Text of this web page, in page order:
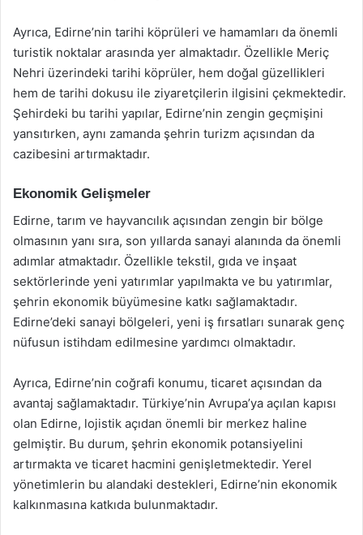
Ayrıca, Edirne’nin tarihi köprüleri ve hamamları da önemli
turistik noktalar arasında yer almaktadır. Özellikle Meriç
Nehri üzerindeki tarihi köprüler, hem doğal güzellikleri
hem de tarihi dokusu ile ziyaretçilerin ilgisini çekmektedir.
Şehirdeki bu tarihi yapılar, Edirne’nin zengin geçmişini
yansıtırken, aynı zamanda şehrin turizm açısından da
cazibesini artırmaktadır.
Ekonomik Gelişmeler
Edirne, tarım ve hayvancılık açısından zengin bir bölge
olmasının yanı sıra, son yıllarda sanayi alanında da önemli
adımlar atmaktadır. Özellikle tekstil, gıda ve inşaat
sektörlerinde yeni yatırımlar yapılmakta ve bu yatırımlar,
şehrin ekonomik büyümesine katkı sağlamaktadır.
Edirne’deki sanayi bölgeleri, yeni iş fırsatları sunarak genç
nüfusun istihdam edilmesine yardımcı olmaktadır.
Ayrıca, Edirne’nin coğrafi konumu, ticaret açısından da
avantaj sağlamaktadır. Türkiye’nin Avrupa’ya açılan kapısı
olan Edirne, lojistik açıdan önemli bir merkez haline
gelmiştir. Bu durum, şehrin ekonomik potansiyelini
artırmakta ve ticaret hacmini genişletmektedir. Yerel
yönetimlerin bu alandaki destekleri, Edirne’nin ekonomik
kalkınmasına katkıda bulunmaktadır.